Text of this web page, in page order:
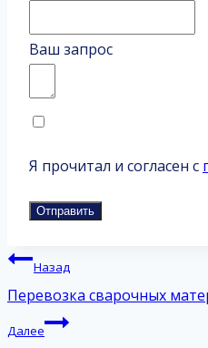
Ваш запрос
Я прочитал и согласен с
Отправить
Навигация
по
записям
Назад
Перевозка сварочных
Далее